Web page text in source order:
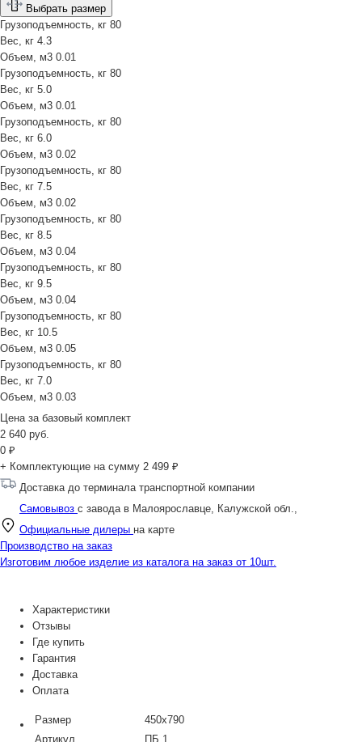
Выбрать размер
Грузоподъемность, кг 80
Вес, кг 4.3
Объем, м3 0.01
Грузоподъемность, кг 80
Вес, кг 5.0
Объем, м3 0.01
Грузоподъемность, кг 80
Вес, кг 6.0
Объем, м3 0.02
Грузоподъемность, кг 80
Вес, кг 7.5
Объем, м3 0.02
Грузоподъемность, кг 80
Вес, кг 8.5
Объем, м3 0.04
Грузоподъемность, кг 80
Вес, кг 9.5
Объем, м3 0.04
Грузоподъемность, кг 80
Вес, кг 10.5
Объем, м3 0.05
Грузоподъемность, кг 80
Вес, кг 7.0
Объем, м3 0.03
Цена за базовый комплект
2 640 руб.
0 ₽
+ Комплектующие на сумму 2 499 ₽
Доставка до терминала транспортной компании
Самовывоз с завода в Малоярославце, Калужской обл.,
Официальные дилеры на карте
Производство на заказ
Изготовим любое изделие из каталога на заказ от 10шт.
Характеристики
Отзывы
Где купить
Гарантия
Доставка
Оплата
Размер
450х790
Артикул
ПБ 1